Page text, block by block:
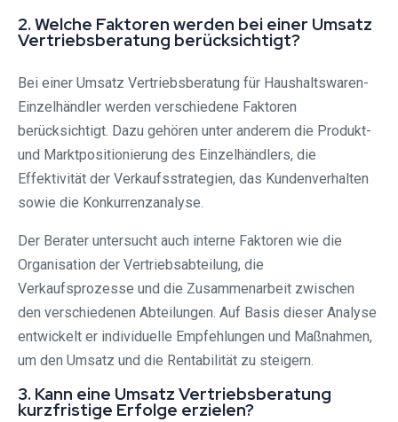
2. Welche Faktoren werden bei einer Umsatz
Vertriebsberatung berücksichtigt?
Bei einer Umsatz Vertriebsberatung für Haushaltswaren-
Einzelhändler werden verschiedene Faktoren
berücksichtigt. Dazu gehören unter anderem die Produkt-
und Marktpositionierung des Einzelhändlers, die
Effektivität der Verkaufsstrategien, das Kundenverhalten
sowie die Konkurrenzanalyse.
Der Berater untersucht auch interne Faktoren wie die
Organisation der Vertriebsabteilung, die
Verkaufsprozesse und die Zusammenarbeit zwischen
den verschiedenen Abteilungen. Auf Basis dieser Analyse
entwickelt er individuelle Empfehlungen und Maßnahmen,
um den Umsatz und die Rentabilität zu steigern.
3. Kann eine Umsatz Vertriebsberatung
kurzfristige Erfolge erzielen?